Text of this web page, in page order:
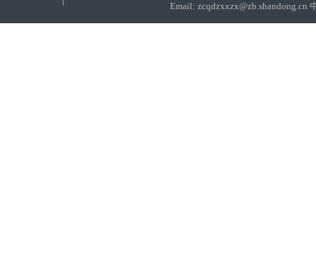
Email: zcqdzxxzx@zb.shandong.cn